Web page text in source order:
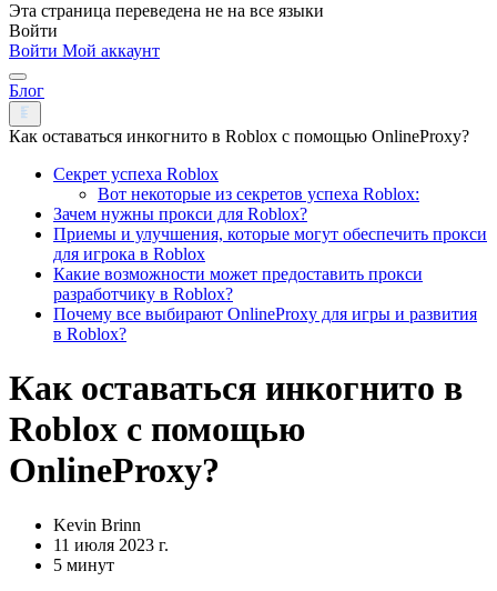
Эта страница переведена не на все языки
Войти
Войти Мой аккаунт
Блог
Как оставаться инкогнито в Roblox с помощью OnlineProxy?
Секрет успеха Roblox
Вот некоторые из секретов успеха Roblox:
Зачем нужны прокси для Roblox?
Приемы и улучшения, которые могут обеспечить прокси
для игрока в Roblox
Какие возможности может предоставить прокси
разработчику в Roblox?
Почему все выбирают OnlineProxy для игры и развития
в Roblox?
Как оставаться инкогнито в
Roblox с помощью
OnlineProxy?
Kevin Brinn
11 июля 2023 г.
5 минут